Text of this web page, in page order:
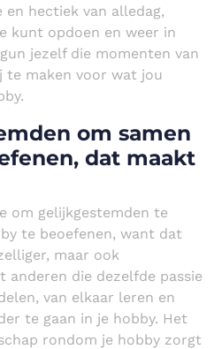
hectiek van alledag,
kunt opdoen en weer in
jezelf die momenten van
maken voor wat jou
om samen
dat maakt
om gelijkgestemden te
te beoefenen, want dat
maar ook
anderen die dezelfde passie
van elkaar leren en
te gaan in je hobby. Het
rondom je hobby zorgt